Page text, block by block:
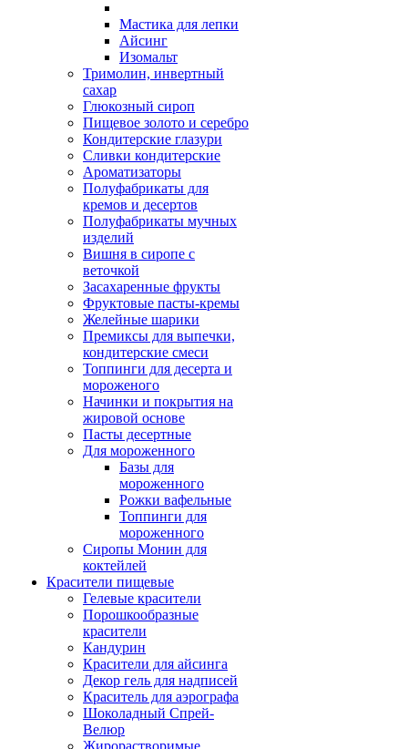
Мастика для лепки
Айсинг
Изомальт
Тримолин, инвертный
сахар
Глюкозный сироп
Пищевое золото и серебро
Кондитерские глазури
Сливки кондитерские
Ароматизаторы
Полуфабрикаты для
кремов и десертов
Полуфабрикаты мучных
изделий
Вишня в сиропе с
веточкой
Засахаренные фрукты
Фруктовые пасты-кремы
Желейные шарики
Премиксы для выпечки,
кондитерские смеси
Топпинги для десерта и
мороженого
Начинки и покрытия на
жировой основе
Пасты десертные
Для мороженного
Базы для
мороженного
Рожки вафельные
Топпинги для
мороженного
Сиропы Монин для
коктейлей
Красители пищевые
Гелевые красители
Порошкообразные
красители
Кандурин
Красители для айсинга
Декор гель для надписей
Краситель для аэрографа
Шоколадный Спрей-
Велюр
Жирорастворимые